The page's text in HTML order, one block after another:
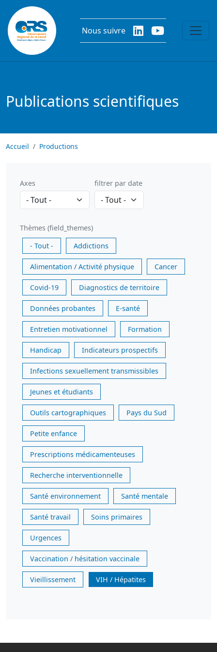
Aller au contenu principal
Nous suivre
Publications scientifiques
Accueil Productions
Axes filtrer par date
Thèmes (field_themes)
- Tout -
Addictions
Alimentation / Activité physique Cancer
Covid-19 Diagnostics de territoire
Données probantes E-santé
Entretien motivationnel Formation
Handicap Indicateurs prospectifs
Infections sexuellement transmissibles
Jeunes et étudiants
Outils cartographiques Pays du Sud
Petite enfance
Prescriptions médicamenteuses
Recherche interventionnelle
Santé environnement Santé mentale
Santé travail Soins primaires
Urgences
Vaccination / hésitation vaccinale
Vieillissement VIH / Hépatites